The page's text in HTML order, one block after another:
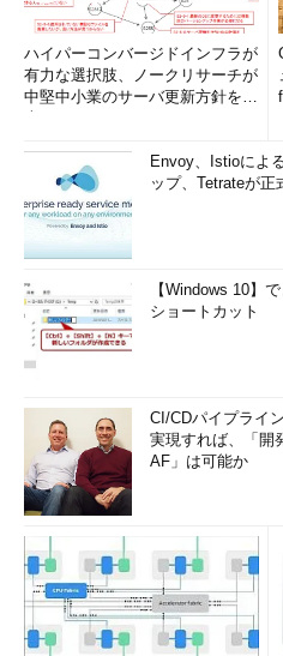
ハイパーコンバージドインフラが
有力な選択肢、ノークリサーチが
中堅中小業のサーバ更新方針を調
Envoy、Istioによ
ップ、Tetrateが正
【Windows 10】
ショートカット
CI/CDパイプライ
実現すれば、「開
AF」は可能か